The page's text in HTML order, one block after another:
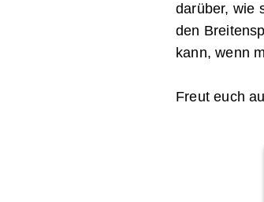
darüber, wie
den
kann, wenn
Freut euch